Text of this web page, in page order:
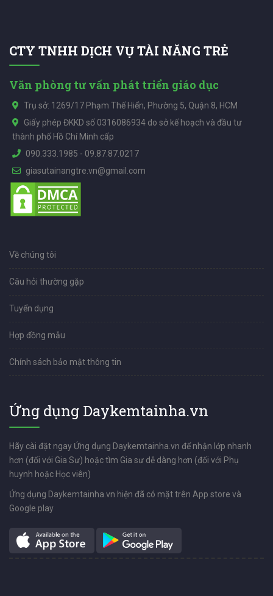
CTY TNHH DỊCH VỤ TÀI NĂNG TRẺ
Văn phòng tư vấn phát triển giáo dục
Trụ sở: 1269/17 Phạm Thế Hiển, Phường 5, Quận 8, HCM
Giấy phép ĐKKD số 0316086934 do sở kế hoạch và đầu tư
thành phố Hồ Chí Minh cấp
090.333.1985 - 09.87.87.0217
giasutainangtre.vn@gmail.com
Về chúng tôi
Câu hỏi thường gặp
Tuyển dụng
Hợp đồng mẫu
Chính sách bảo mật thông tin
Ứng dụng Daykemtainha.vn
Hãy cài đặt ngay Ứng dụng Daykemtainha.vn để nhận lớp nhanh
hơn (đối với Gia Sư) hoặc tìm Gia sư dễ dàng hơn (đối với Phụ
huynh hoặc Học viên)
Ứng dụng Daykemtainha.vn hiện đã có mặt trên App store và
Google play